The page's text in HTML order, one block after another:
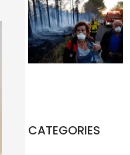
CATEGORIES